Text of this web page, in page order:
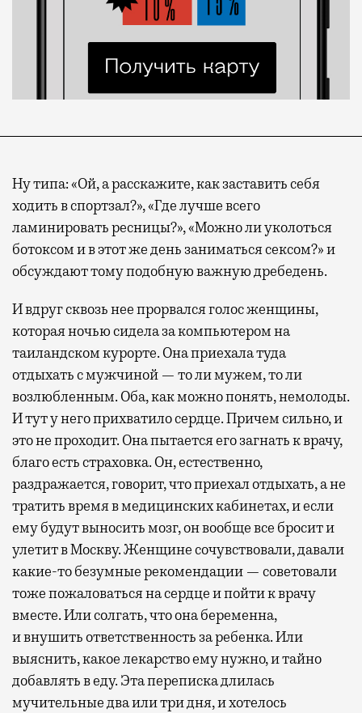
Ну типа: «Ой, а расскажите, как заставить себя
ходить в спортзал?», «Где лучше всего
ламинировать ресницы?», «Можно ли уколоться
ботоксом и в этот же день заниматься сексом?» и
обсуждают тому подобную важную дребедень.
И вдруг сквозь нее прорвался голос женщины,
которая ночью сидела за компьютером на
таиландском курорте. Она приехала туда
отдыхать с мужчиной — то ли мужем, то ли
возлюбленным. Оба, как можно понять, немолоды.
И тут у него прихватило сердце. Причем сильно, и
это не проходит. Она пытается его загнать к врачу,
благо есть страховка. Он, естественно,
раздражается, говорит, что приехал отдыхать, а не
тратить время в медицинских кабинетах, и если
ему будут выносить мозг, он вообще все бросит и
улетит в Москву. Женщине сочувствовали, давали
какие-то безумные рекомендации — советовали
тоже пожаловаться на сердце и пойти к врачу
вместе. Или солгать, что она беременна,
и внушить ответственность за ребенка. Или
выяснить, какое лекарство ему нужно, и тайно
добавлять в еду. Эта переписка длилась
мучительные два или три дня, и хотелось